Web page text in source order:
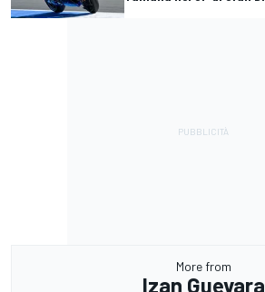
More from
Izan Guevara